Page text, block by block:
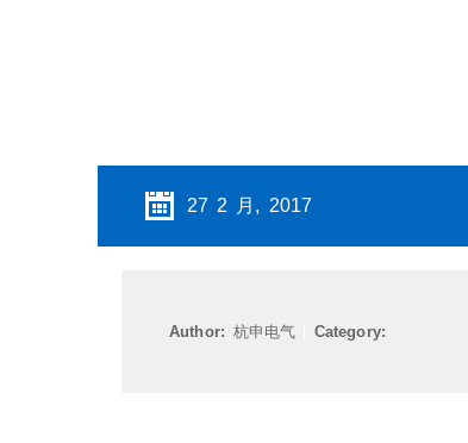
27 2 月, 2017
Author: 杭申电气| Category: